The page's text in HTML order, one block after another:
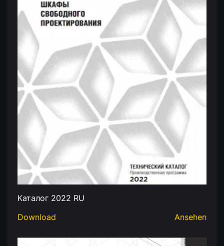
Каталог 2022 RU
Download
Ansehen